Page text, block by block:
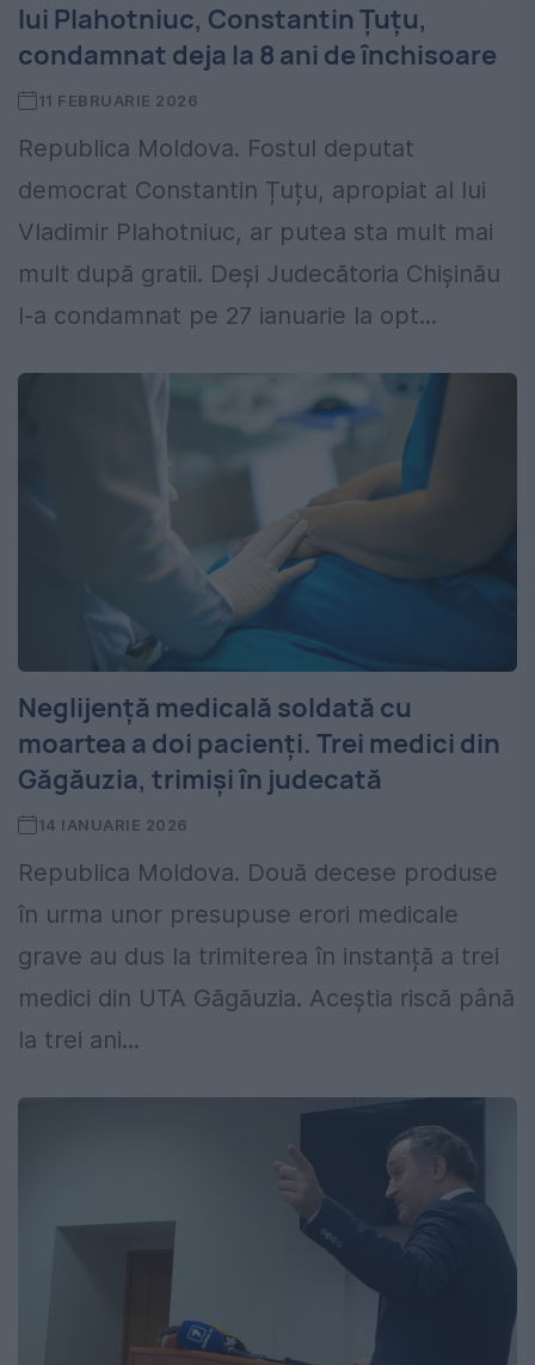
lui Plahotniuc, Constantin Țuțu,
condamnat deja la 8 ani de închisoare
11 FEBRUARIE 2026
Republica Moldova. Fostul deputat
democrat Constantin Țuțu, apropiat al lui
Vladimir Plahotniuc, ar putea sta mult mai
mult după gratii. Deși Judecătoria Chișinău
l-a condamnat pe 27 ianuarie la opt...
Neglijență medicală soldată cu
moartea a doi pacienți. Trei medici din
Găgăuzia, trimiși în judecată
14 IANUARIE 2026
Republica Moldova. Două decese produse
în urma unor presupuse erori medicale
grave au dus la trimiterea în instanță a trei
medici din UTA Găgăuzia. Aceștia riscă până
la trei ani...